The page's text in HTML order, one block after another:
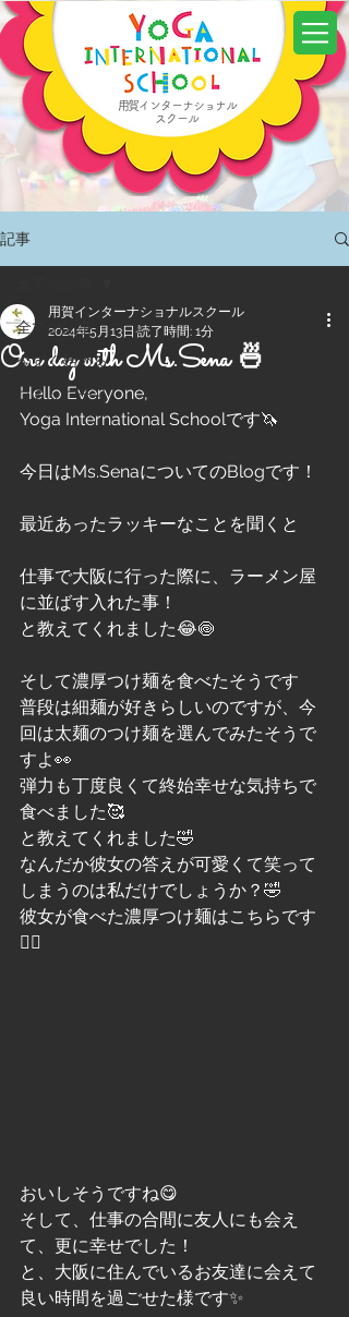
用賀インターナショナル
スクール
記事
全ての記事
今すぐ始める
コミュニティ
One day with Ms.Sena 🍜
用賀インターナショナルスクール
2024年5月13日 読了時間: 1分
Hello Everyone,
Yoga International Schoolです🦄
今日はMs.SenaについてのBlogです！
最近あったラッキーなことを聞くと
仕事で大阪に行った際に、ラーメン屋
に並ばす入れた事！
と教えてくれました😂🍥
そして濃厚つけ麺を食べたそうです
普段は細麺が好きらしいのですが、今
回は太麺のつけ麺を選んでみたそうで
すよ👀
弾力も丁度良くて終始幸せな気持ちで
食べました🥰
と教えてくれました🤣
なんだか彼女の答えが可愛くて笑って
しまうのは私だけでしょうか？🤣
彼女が食べた濃厚つけ麺はこちらです
🙋‍♀️
おいしそうですね😋
そして、仕事の合間に友人にも会え
て、更に幸せでした！
と、大阪に住んでいるお友達に会えて
良い時間を過ごせた様です✨